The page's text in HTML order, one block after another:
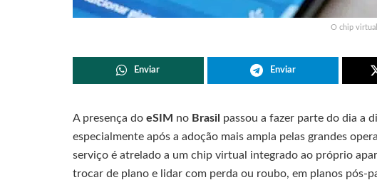
O chip
Enviar Enviar
A presença do eSIM no Brasil passou a fazer parte do dia a
especialmente após a adoção mais ampla pelas grandes
serviço é atrelado a um chip virtual integrado ao próprio
trocar de plano e lidar com perda ou roubo, em planos pós-